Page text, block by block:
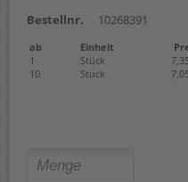
Bestellnr.
10268391
ab Einheit
1
Stück
10
Stück